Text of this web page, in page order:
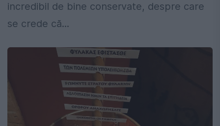
incredibil de bine conservate, despre care
se crede că...